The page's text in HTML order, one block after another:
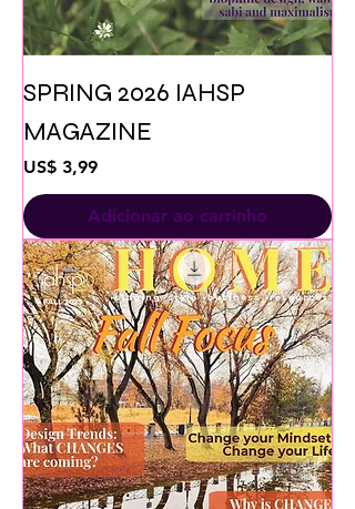
SPRING 2026 IAHSP
MAGAZINE
Preço
US$ 3,99
Adicionar ao carrinho